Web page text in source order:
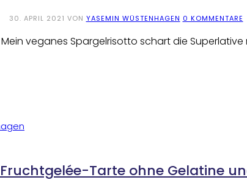
30. APRIL 2021 VON YASEMIN WÜSTENHAGEN 0 KOMMENTARE
veganes Spargelrisotto schart die
Tarte ohne Gelatine